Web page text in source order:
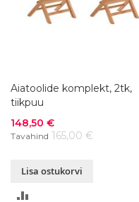
Aiatoolide komplekt, 2tk,
tiikpuu
Soodushind
148,50 €
Tavahind 165,00 €
Lisa ostukorvi